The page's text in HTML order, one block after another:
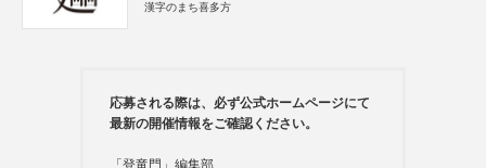
漢字のまち喜多方
応募される際は、必ず公式ホームページにて
最新の開催情報をご確認ください。
「登竜門」編集部